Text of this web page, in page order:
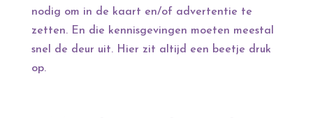
nodig om in de kaart en/of advertentie te
zetten. En die kennisgevingen moeten meestal
snel de deur uit. Hier zit altijd een beetje druk
op.